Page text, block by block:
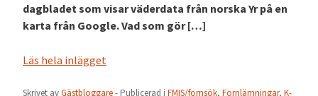
dagbladet som visar väderdata från norska Yr på en
karta från Google. Vad som gör […]
Läs hela inlägget
Skrivet avGästbloggare- Publicerad i FMIS/fornsök, Fornlämningar, K-